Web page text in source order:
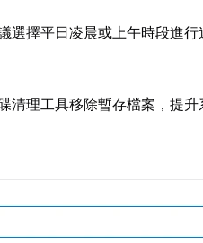
選擇平日凌晨或上午時段進行
清理工具移除暫存檔案，提升